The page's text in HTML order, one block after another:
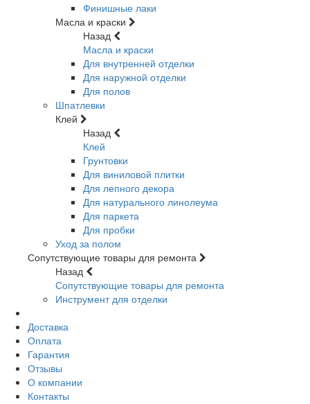
Финишные лаки
Масла и краски
Назад
Масла и краски
Для внутренней отделки
Для наружной отделки
Для полов
Шпатлевки
Клей
Назад
Клей
Грунтовки
Для виниловой плитки
Для лепного декора
Для натурального линолеума
Для паркета
Для пробки
Уход за полом
Сопутствующие товары для ремонта
Назад
Сопутствующие товары для ремонта
Инструмент для отделки
Доставка
Оплата
Гарантия
Отзывы
О компании
Контакты